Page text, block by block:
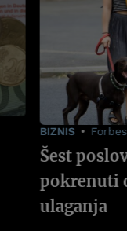
BIZNIS Forbes
Šest
pokrenuti
ulaganja